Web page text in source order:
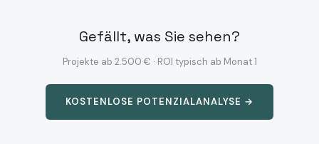
Gefällt, was Sie sehen?
Projekte ab 2.500 € · ROI typisch ab Monat 1
KOSTENLOSE POTENZIALANALYSE →